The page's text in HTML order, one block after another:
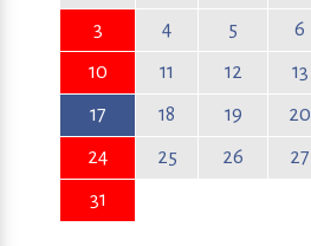
3
4 5 6
10
11 12 13
17
18 19 20
24
25 26 27
31